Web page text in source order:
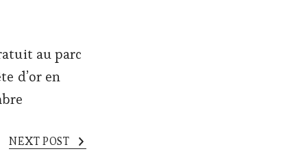
au parc
d’or en
NEXT POST